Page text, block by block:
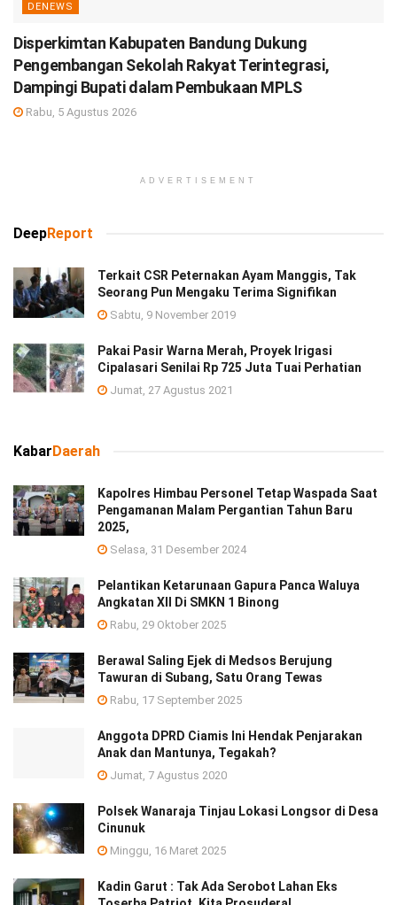
DENEWS
Disperkimtan Kabupaten Bandung Dukung
Pengembangan Sekolah Rakyat Terintegrasi,
Dampingi Bupati dalam Pembukaan MPLS
Rabu, 5 Agustus 2026
ADVERTISEMENT
DeepReport
Terkait CSR Peternakan Ayam Manggis, Tak
Seorang Pun Mengaku Terima Signifikan
Sabtu, 9 November 2019
Pakai Pasir Warna Merah, Proyek Irigasi
Cipalasari Senilai Rp 725 Juta Tuai Perhatian
Jumat, 27 Agustus 2021
KabarDaerah
Kapolres Himbau Personel Tetap Waspada Saat
Pengamanan Malam Pergantian Tahun Baru
2025,
Selasa, 31 Desember 2024
Pelantikan Ketarunaan Gapura Panca Waluya
Angkatan XII Di SMKN 1 Binong
Rabu, 29 Oktober 2025
Berawal Saling Ejek di Medsos Berujung
Tawuran di Subang, Satu Orang Tewas
Rabu, 17 September 2025
Anggota DPRD Ciamis Ini Hendak Penjarakan
Anak dan Mantunya, Tegakah?
Jumat, 7 Agustus 2020
Polsek Wanaraja Tinjau Lokasi Longsor di Desa
Cinunuk
Minggu, 16 Maret 2025
Kadin Garut : Tak Ada Serobot Lahan Eks